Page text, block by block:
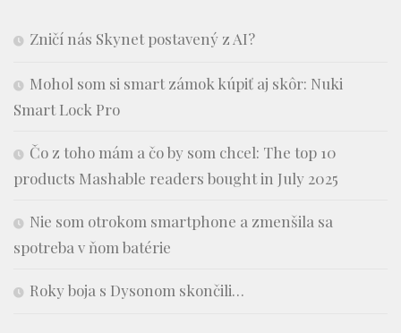
Zničí nás Skynet postavený z AI?
Mohol som si smart zámok kúpiť aj skôr: Nuki
Smart Lock Pro
Čo z toho mám a čo by som chcel: The top 10
products Mashable readers bought in July 2025
Nie som otrokom smartphone a zmenšila sa
spotreba v ňom batérie
Roky boja s Dysonom skončili…